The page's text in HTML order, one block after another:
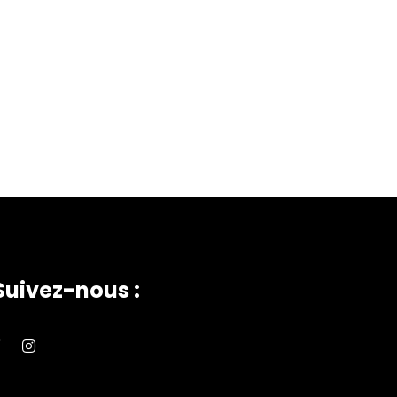
nous :